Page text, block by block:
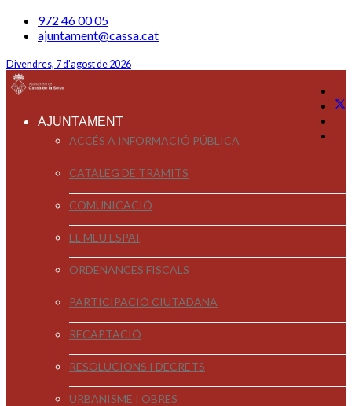
972 46 00 05
ajuntament@cassa.cat
Divendres, 7 d'agost de 2026
AJUNTAMENT
ACCÉS A INFORMACIÓ PÚBLICA
CATÀLEG DE TRÀMITS
COMUNICACIÓ
EL MEU ESPAI
ORDENANCES FISCALS
PARTICIPACIÓ CIUTADANA
RECAPTACIÓ
RESOLUCIONS I DECRETS
URBANISME I OBRES